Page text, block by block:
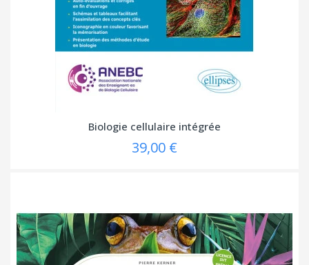
Biologie cellulaire intégrée
39,00 €